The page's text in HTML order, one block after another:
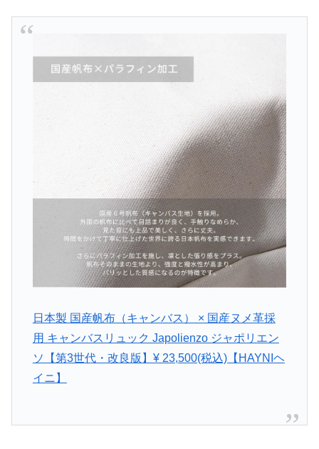
日本製 国産帆布（キャンバス） × 国産ヌメ革採
用 キャンバスリュック Japolienzo ジャポリエン
ソ【第3世代・改良版】¥ 23,500(税込)【HAYNIヘ
イニ】